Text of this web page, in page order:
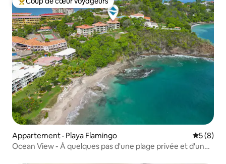
Coup de cœur voyageurs parmi les plus aimés
Appartement · Playa Flamingo Note
5 (8)
Ocean View - À quelques pas d'une plage privée et d'une